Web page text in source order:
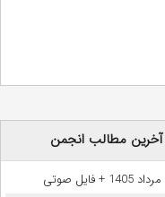
آخرین مطالب انجمن